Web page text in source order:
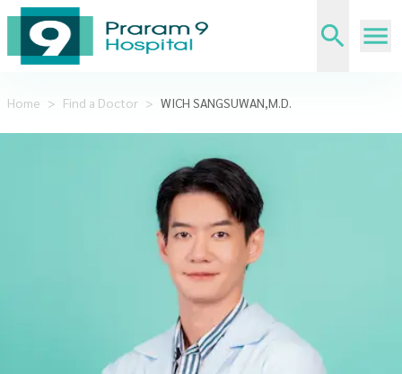
Home > Find a Doctor > WICH SANGSUWAN,M.D.